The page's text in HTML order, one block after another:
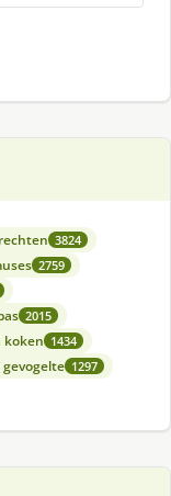
3824
2759
2015
koken 1434
gevogelte 1297